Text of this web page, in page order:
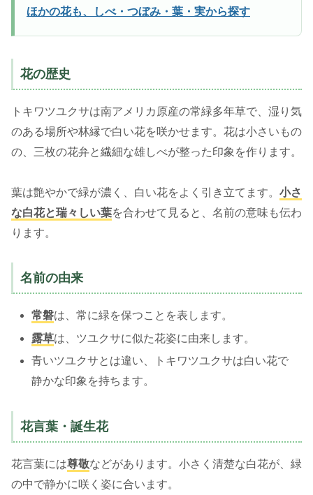
ほかの花も、しべ・つぼみ・葉・実から探す
花の歴史
トキワツユクサは南アメリカ原産の常緑多年草で、湿り気
のある場所や林縁で白い花を咲かせます。花は小さいもの
の、三枚の花弁と繊細な雄しべが整った印象を作ります。
葉は艶やかで緑が濃く、白い花をよく引き立てます。 小さ
な白花と瑞々しい葉を合わせて見ると、名前の意味も伝わ
ります。
名前の由来
常磐は、常に緑を保つことを表します。
露草は、ツユクサに似た花姿に由来します。
青いツユクサとは違い、トキワツユクサは白い花で
静かな印象を持ちます。
花言葉・誕生花
花言葉には尊敬などがあります。小さく清楚な白花が、緑
の中で静かに咲く姿に合います。